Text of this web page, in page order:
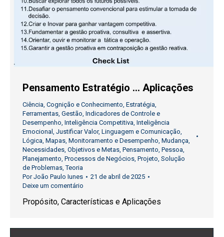
Pensamento Estratégio … Aplicações
Ciência Cognição e Conhecimento Estratégia
Ferramentas Gestão Indicadores de Controle e
Desempenho Inteligência Competitiva Inteligência
Emocional
Justificar Valor, Linguagem e Comunicação
Lógica Mapas Monitoramento e Desempenho Mudança
Necessidades Objetivos e Metas Pensamento Pessoa
Planejamento Processos de Negócios Projeto Solução
de Problemas ,Teoria
PorJoão Paulo Iunes
21 de abril de 2025
Deixe um comentário
Propósito, Características e Aplicações